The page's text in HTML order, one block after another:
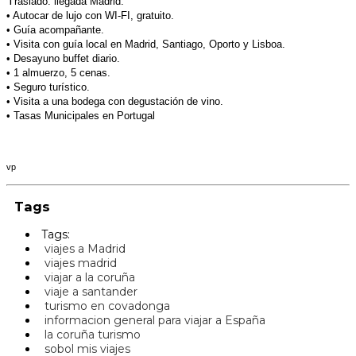
• Autocar de lujo con WI-FI, gratuito.
• Guía acompañante.
• Visita con guía local en Madrid, Santiago, Oporto y Lisboa.
• Desayuno buffet diario.
• 1 almuerzo, 5 cenas.
• Seguro turístico.
• Visita a una bodega con degustación de vino.
• Tasas Municipales en Portugal
vp
Tags
Tags:
viajes a Madrid
viajes madrid
viajar a la coruña
viaje a santander
turismo en covadonga
informacion general para viajar a España
la coruña turismo
sobol mis viajes